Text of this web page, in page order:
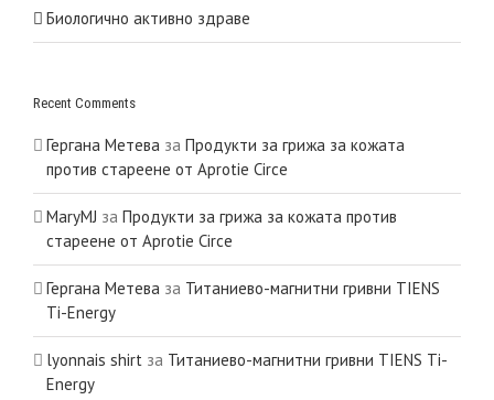
Биологично активно здраве
Recent Comments
Гергана Метева за Продукти за грижа за кожата
против стареене от Aprotie Circe
MaryMJ за Продукти за грижа за кожата против
стареене от Aprotie Circe
Гергана Метева за Титаниево-магнитни гривни TIENS
Ti-Energy
lyonnais shirt за Титаниево-магнитни гривни TIENS Ti-
Energy